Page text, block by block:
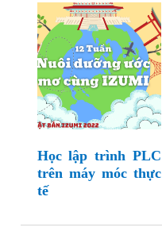
Học lập trình PLC
trên máy móc thực
tế